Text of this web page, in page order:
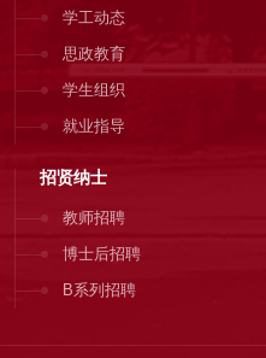
学工动态
思政教育
学生组织
就业指导
招贤纳士
教师招聘
博士后招聘
B系列招聘